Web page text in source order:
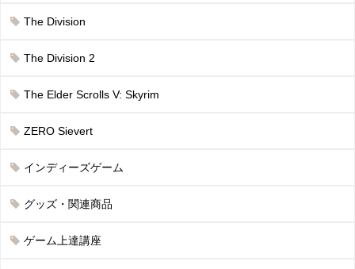
The Division
The Division 2
The Elder Scrolls V: Skyrim
ZERO Sievert
インディーズゲーム
グッズ・関連商品
ゲーム上達講座